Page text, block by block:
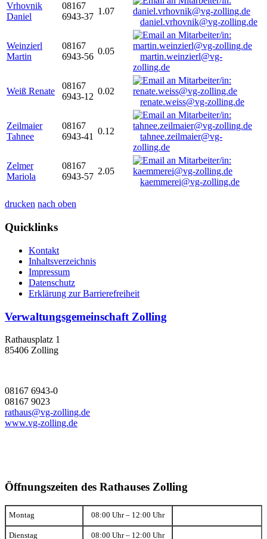
Vrhovnik
Daniel
08167
6943-37
1.07
daniel.vrhovnik@vg-zolling.de
Weinzierl
Martin
08167
6943-56
0.05
martin.weinzierl@vg-
zolling.de
Weiß Renate
08167
6943-12
0.02
renate.weiss@vg-zolling.de
Zeilmaier
Tahnee
08167
6943-41
0.12
tahnee.zeilmaier@vg-
zolling.de
Zelmer
Mariola
08167
6943-57
2.05
kaemmerei@vg-zolling.de
drucken nach oben
Quicklinks
Kontakt
Inhaltsverzeichnis
Impressum
Datenschutz
Erklärung zur Barrierefreiheit
Verwaltungsgemeinschaft Zolling
Rathausplatz 1
85406 Zolling
08167 6943-0
08167 9023
rathaus@vg-zolling.de
www.vg-zolling.de
Öffnungszeiten des Rathauses Zolling
Montag 08:00 Uhr – 12:00 Uhr
Dienstag 08:00 Uhr – 12:00 Uhr